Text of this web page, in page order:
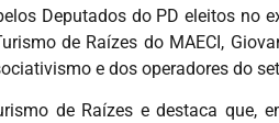
Deputados do PD eleitos no
de Raízes do MAECI,
e dos operadores do
de Raízes e destaca que,